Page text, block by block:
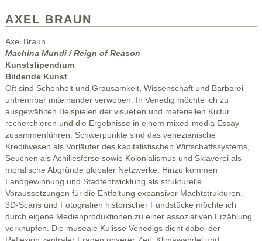
AXEL BRAUN
Axel Braun
Machina Mundi / Reign of Reason
Kunststipendium
Bildende Kunst
Oft sind Schönheit und Grausamkeit, Wissenschaft und Barbarei
untrennbar miteinander verwoben. In Venedig möchte ich zu
ausgewählten Beispielen der visuellen und materiellen Kultur
recherchieren und die Ergebnisse in einem mixed-media Essay
zusammenführen. Schwerpunkte sind das venezianische
Kreditwesen als Vorläufer des kapitalistischen Wirtschaftssystems,
Seuchen als Achillesferse sowie Kolonialismus und Sklaverei als
moralische Abgründe globaler Netzwerke. Hinzu kommen
Landgewinnung und Stadtentwicklung als strukturelle
Voraussetzungen für die Entfaltung expansiver Machtstrukturen.
3D-Scans und Fotografien historischer Fundstücke möchte ich
durch eigene Medienproduktionen zu einer assoziativen Erzählung
verknüpfen. Die museale Kulisse Venedigs dient dabei der